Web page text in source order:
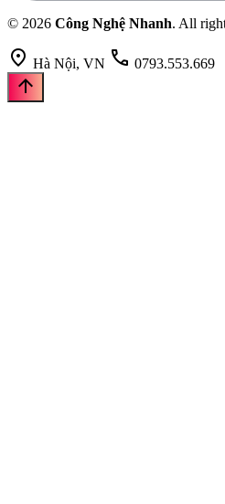
© 2026 Công Nghệ Nhanh. All
location_on Hà Nội, VN call 0793.553.669
arrow_upward